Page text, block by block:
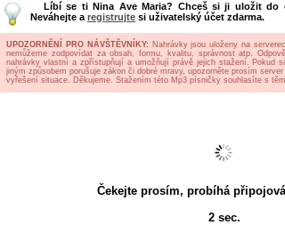
Líbí se tiNina Ave Maria? Chceš si ji uložit do
Neváhejte a registrujte si uživatelský účet zdarma.
UPOZORNĚNÍ PRO NÁVŠTĚVNÍKY: Nahrávky jsou uloženy na
nemůžeme zodpovídat za obsah, formu, kvalitu, správnost atp.
nahrávky vlastní a zpřístupňují a umožňují právě jejich stažení. Pokud
jiným způsobem porušuje zákon či dobré mravy, upozorněte prosím
vyřešení situace. Děkujeme. Stažením této Mp3 písničky souhlasíte s
Čekejte prosím, probíhá
2sec.